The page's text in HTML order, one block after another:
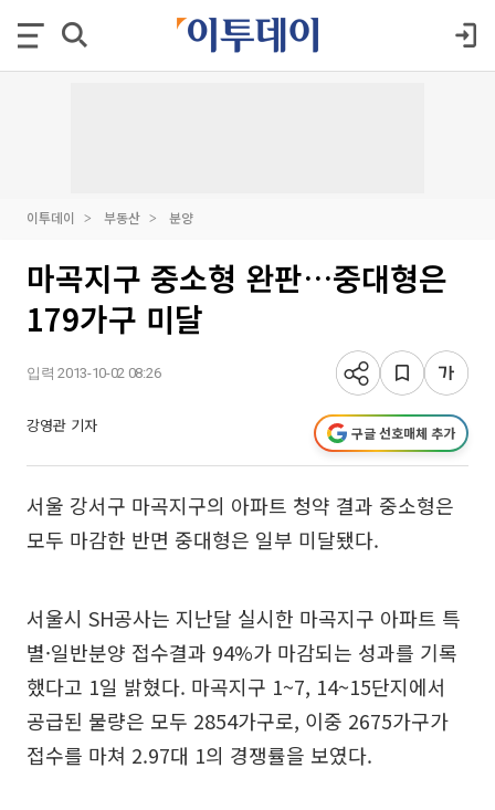
이투데이 부동산 분양
마곡지구 중소형 완판…중대형은
179가구 미달
입력 2013-10-02 08:26
강영관 기자 구글 선호매체 추가
서울 강서구 마곡지구의 아파트 청약 결과 중소형은
모두 마감한 반면 중대형은 일부 미달됐다.
서울시 SH공사는 지난달 실시한 마곡지구 아파트 특
별·일반분양 접수결과 94%가 마감되는 성과를 기록
했다고 1일 밝혔다. 마곡지구 1~7, 14~15단지에서
공급된 물량은 모두 2854가구로, 이중 2675가구가
접수를 마쳐 2.97대 1의 경쟁률을 보였다.